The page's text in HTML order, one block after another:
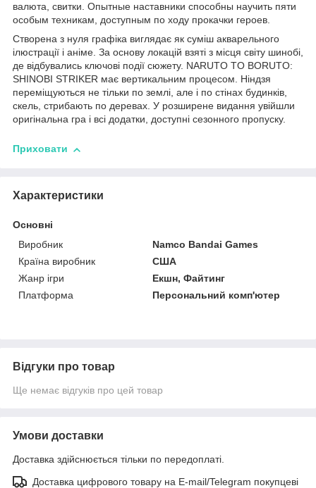
валюта, свитки. Опытные наставники способны научить пяти
особым техникам, доступным по ходу прокачки героев.
Створена з нуля графіка виглядає як суміш акварельного
ілюстрації і аніме. За основу локацій взяті з місця світу шинобі,
де відбувались ключові події сюжету. NARUTO TO BORUTO:
SHINOBI STRIKER має вертикальним процесом. Ніндзя
переміщуються не тільки по землі, але і по стінах будинків,
скель, стрибають по деревах. У розширене видання увійшли
оригінальна гра і всі додатки, доступні сезонного пропуску.
Приховати
Характеристики
Основні
Виробник
Namco Bandai Games
Країна виробник
США
Жанр ігри
Екшн, Файтинг
Платформа
Персональний комп'ютер
Відгуки про товар
Ще немає відгуків про цей товар
Умови доставки
Доставка здійснюється тільки по передоплаті.
Доставка цифрового товару на E-mail/Telegram покупцеві